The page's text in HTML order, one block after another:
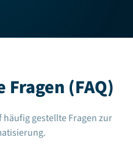
(FAQ)
gestellte Fragen zur